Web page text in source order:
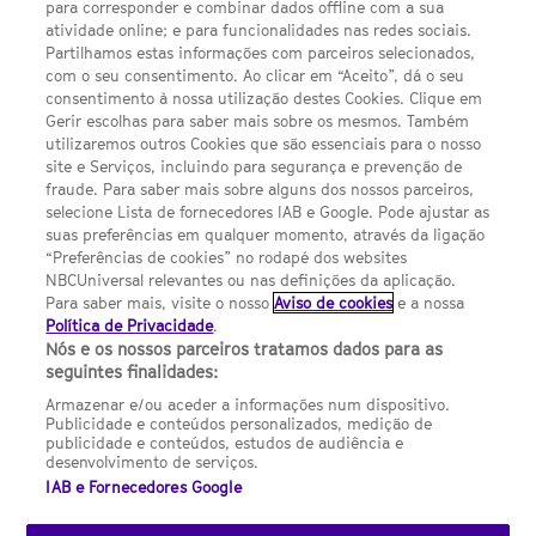
Política de privacidade
Sobre nós
Termos E Condições
Preferências de cookies
FILMES
UMA DIVISÃO DA NBCUNIVERSAL
Contact us by email: contact.SYFYPortugal@ncbuni.com
NBC Universal Global Networks España S.L.U. is wholly owned
by Universal Studios International BV
NBC Universal Global Networks, S.L.U. Paseo de la Castellana,
95. Planta 10 Edificio Torre Europa 28046 Madrid B-82227893
SYFY Portugal is subject to Spanish jurisdiction and regulated
(CNMC).
para corresponder e combinar dados offline com a sua
atividade online; e para funcionalidades nas redes sociais.
Partilhamos estas informações com parceiros selecionados,
com o seu consentimento. Ao clicar em “Aceito”, dá o seu
consentimento à nossa utilização destes Cookies. Clique em
Gerir escolhas para saber mais sobre os mesmos. Também
utilizaremos outros Cookies que são essenciais para o nosso
site e Serviços, incluindo para segurança e prevenção de
fraude. Para saber mais sobre alguns dos nossos parceiros,
selecione Lista de fornecedores IAB e Google. Pode ajustar as
suas preferências em qualquer momento, através da ligação
“Preferências de cookies” no rodapé dos websites
NBCUniversal relevantes ou nas definições da aplicação.
Para saber mais, visite o nossoAviso de cookies e a nossa
Política de Privacidade.
Nós e os nossos parceiros tratamos dados para as
seguintes finalidades:
Armazenar e/ou aceder a informações num dispositivo.
Publicidade e conteúdos personalizados, medição de
publicidade e conteúdos, estudos de audiência e
desenvolvimento de serviços.
IAB e Fornecedores Google